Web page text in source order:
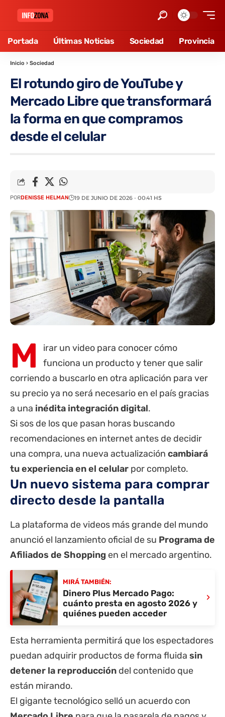
Portada Últimas Noticias Sociedad Provincia
Inicio › Sociedad
El rotundo giro de YouTube y
Mercado Libre que transformará
la forma en que compramos
desde el celular
PORDENISSE HELMAN 19 DE JUNIO DE 2026 - 00:41 HS
M
irar un video para conocer cómo
funciona un producto y tener que salir
corriendo a buscarlo en otra aplicación para ver
su precio ya no será necesario en el país gracias
a una inédita integración digital.
Si sos de los que pasan horas buscando
recomendaciones en internet antes de decidir
una compra, una nueva actualización cambiará
tu experiencia en el celular por completo.
Un nuevo sistema para comprar
directo desde la pantalla
La plataforma de videos más grande del mundo
anunció el lanzamiento oficial de su Programa de
Afiliados de Shopping en el mercado argentino.
MIRÁ TAMBIÉN:
Dinero Plus Mercado Pago:
cuánto presta en agosto 2026 y
quiénes pueden acceder
›
Esta herramienta permitirá que los espectadores
puedan adquirir productos de forma fluida sin
detener la reproducción del contenido que
están mirando.
El gigante tecnológico selló un acuerdo con